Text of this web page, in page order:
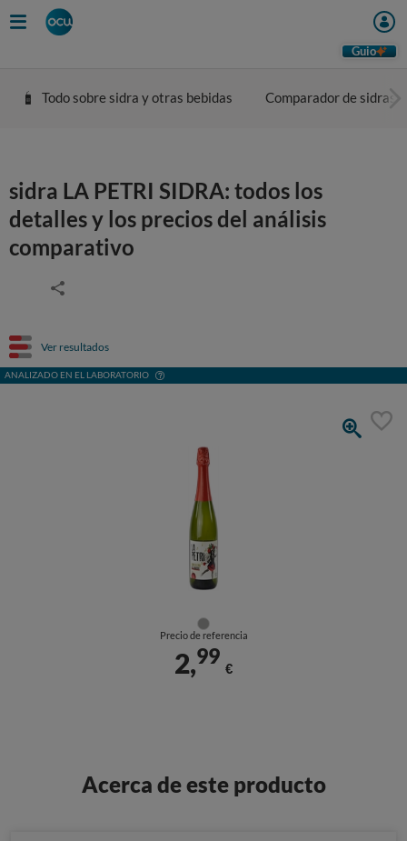
Guio
Todo sobre sidra y otras bebidas Comparador de sidras
sidra LA PETRI SIDRA: todos los
detalles y los precios del análisis
comparativo
Ver resultados
ANALIZADO EN EL LABORATORIO
Precio de referencia
2,99
€
Acerca de este producto